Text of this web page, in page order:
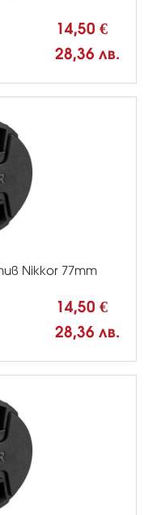
14,50 €
28,36 лв.
Nikkor 77mm
14,50 €
28,36 лв.